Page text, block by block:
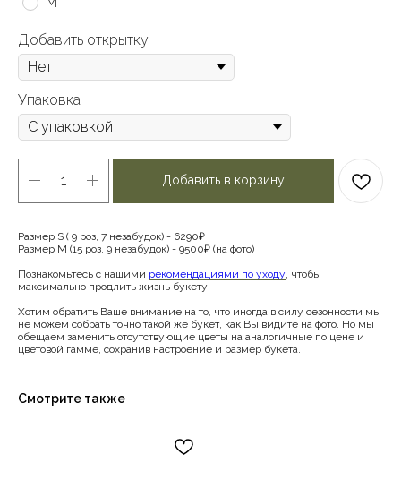
Добавить открытку
Упаковка
Добавить в корзину
Размер S ( 9 роз, 7 незабудок) - 6290₽
Размер М (15 роз, 9 незабудок) - 9500₽ (на фото)
Познакомьтесь с нашими рекомендациями по уходу , чтобы
максимально продлить жизнь букету.
Хотим обратить Ваше внимание на то, что иногда в силу сезонности мы
не можем собрать точно такой же букет, как Вы видите на фото. Но мы
обещаем заменить отсутствующие цветы на аналогичные по цене и
цветовой гамме, сохранив настроение и размер букета.
Смотрите также